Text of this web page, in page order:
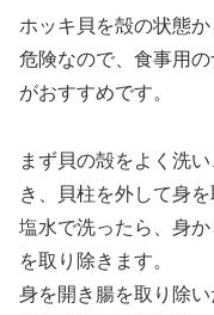
ホッキ貝を殻の状態
危険なので、食事用
がおすすめです。
まず貝の殻をよく洗
き、貝柱を外して身を
塩水で洗ったら、身
を取り除きます。
身を開き腸を取り除